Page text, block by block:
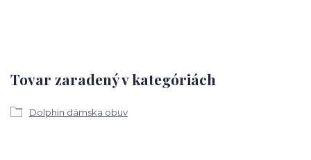
Tovar zaradený v kategóriách
Dolphin dámska obuv